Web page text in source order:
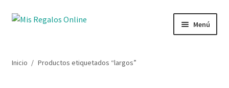
Menú
Inicio / Productos etiquetados “largos”